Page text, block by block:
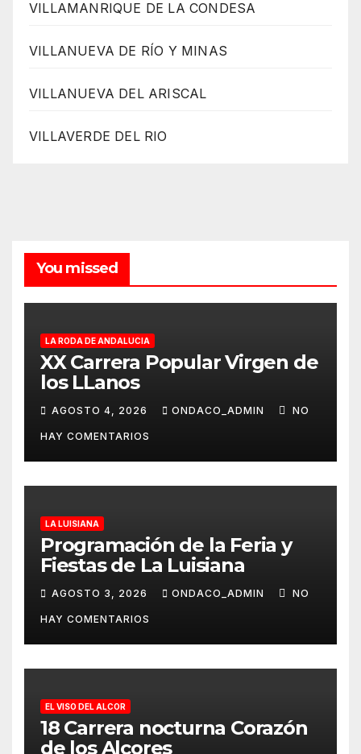
VILLAMANRIQUE DE LA CONDESA
VILLANUEVA DE RÍO Y MINAS
VILLANUEVA DEL ARISCAL
VILLAVERDE DEL RIO
You missed
LA RODA DE ANDALUCIA
XX Carrera Popular Virgen de
los LLanos
AGOSTO 4, 2026 ONDACO_ADMIN NO
HAY COMENTARIOS
LA LUISIANA
Programación de la Feria y
Fiestas de La Luisiana
AGOSTO 3, 2026 ONDACO_ADMIN NO
HAY COMENTARIOS
EL VISO DEL ALCOR
18 Carrera nocturna Corazón
de los Alcores